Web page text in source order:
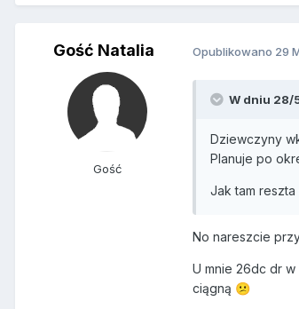
Gość Natalia
Gość
Opublikowano 29
W dniu 28/
Dziewczyny
Planuje po
Jak tam
No nareszcie
U mnie 26dc dr
ciągną 😕